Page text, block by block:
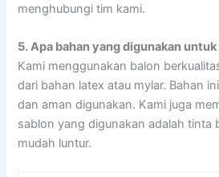
menghubungi tim kami.
5. Apa bahan yang digunakan
Kami menggunakan balon
dari bahan latex atau mylar. Bahan
dan aman digunakan. Kami juga
sablon yang digunakan adalah tinta
mudah luntur.